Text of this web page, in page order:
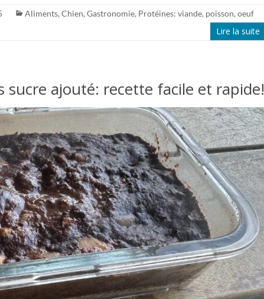
Aliments, Chien, Gastronomie, Protéines: viande, poisson, oeuf
Lire la suite
sucre ajouté: recette facile et rapide!